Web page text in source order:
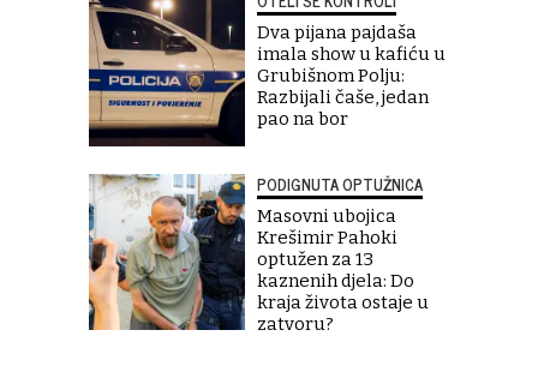
Dva pijana pajdaša
imala show u kafiću u
Grubišnom Polju:
Razbijali čaše, jedan
pao na bor
PODIGNUTA OPTUŽNICA
Masovni ubojica
Krešimir Pahoki
optužen za 13
kaznenih djela: Do
kraja života ostaje u
zatvoru?